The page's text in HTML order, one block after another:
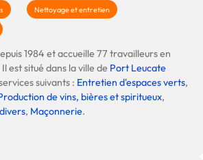
Nettoyage et entretien
1984 et accueille 77 travailleurs en
est situé dans la ville de Port Leucate
suivants : Entretien d'espaces verts,
de vins, bières et spiritueux,
, Maçonnerie.